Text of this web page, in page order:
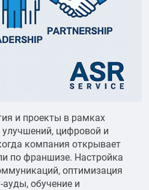
и проекты в рамках
улучшений, цифровой и
компания открывает
по франшизе. Настройка
оптимизация
обучение и